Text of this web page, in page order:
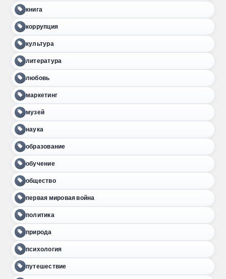
книга
коррупция
культура
литература
любовь
маркетинг
музей
наука
образование
обучение
общество
первая мировая война
политика
природа
психология
путешествие